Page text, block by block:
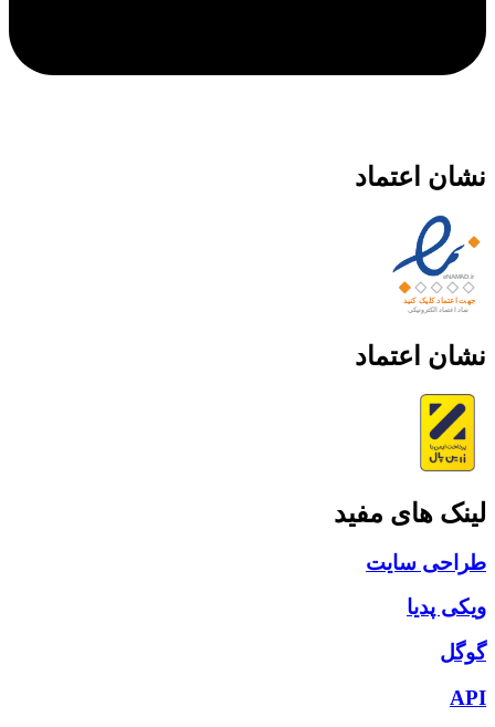
نشان اعتماد
نشان اعتماد
لینک های مفید
طراحی سایت
ویکی پدیا
گوگل
API